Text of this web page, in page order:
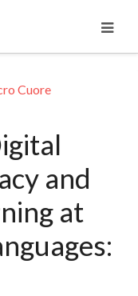
Cuore
and
at